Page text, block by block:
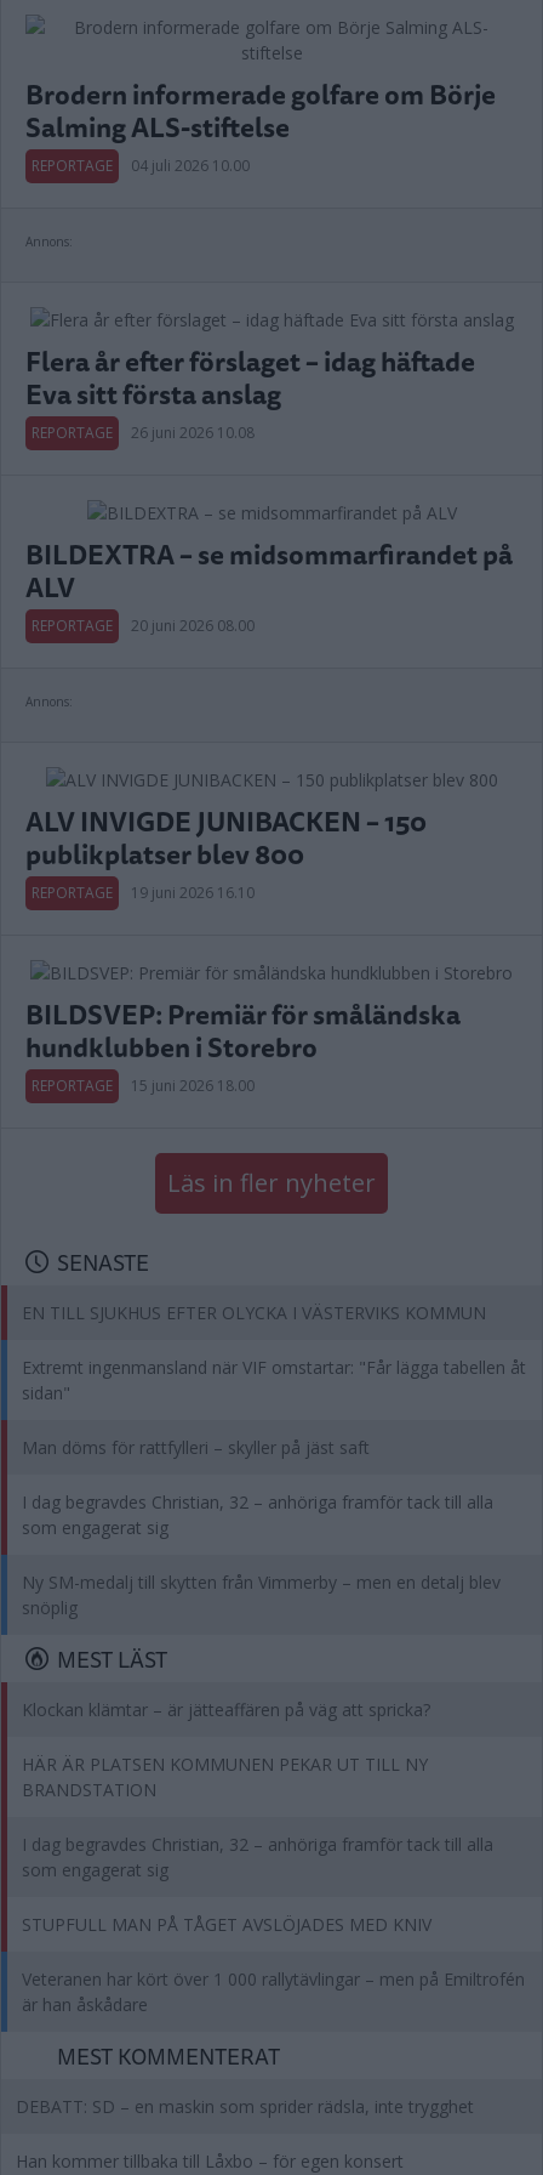
Brodern informerade golfare om Börje
Salming ALS-stiftelse
REPORTAGE 04 juli 2026 10.00
Annons:
Flera år efter förslaget – idag häftade
Eva sitt första anslag
REPORTAGE 26 juni 2026 10.08
BILDEXTRA – se midsommarfirandet på
ALV
REPORTAGE 20 juni 2026 08.00
Annons:
ALV INVIGDE JUNIBACKEN – 150
publikplatser blev 800
REPORTAGE 19 juni 2026 16.10
BILDSVEP: Premiär för småländska
hundklubben i Storebro
REPORTAGE 15 juni 2026 18.00
Läs in fler nyheter
SENASTE
EN TILL SJUKHUS EFTER OLYCKA I VÄSTERVIKS KOMMUN
Extremt ingenmansland när VIF omstartar: "Får lägga tabellen åt
sidan"
Man döms för rattfylleri – skyller på jäst saft
I dag begravdes Christian, 32 – anhöriga framför tack till alla
som engagerat sig
Ny SM-medalj till skytten från Vimmerby – men en detalj blev
snöplig
MEST LÄST
Klockan klämtar – är jätteaffären på väg att spricka?
HÄR ÄR PLATSEN KOMMUNEN PEKAR UT TILL NY
BRANDSTATION
I dag begravdes Christian, 32 – anhöriga framför tack till alla
som engagerat sig
STUPFULL MAN PÅ TÅGET AVSLÖJADES MED KNIV
Veteranen har kört över 1 000 rallytävlingar – men på Emiltrofén
är han åskådare
MEST KOMMENTERAT
DEBATT: SD – en maskin som sprider rädsla, inte trygghet
Han kommer tillbaka till Låxbo – för egen konsert